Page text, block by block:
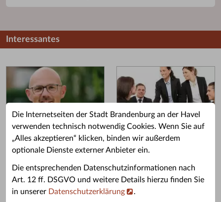
Die Internetseiten der Stadt Brandenburg an der Havel
verwenden technisch notwendig Cookies. Wenn Sie auf
„Alles akzeptieren“ klicken, binden wir außerdem
optionale Dienste externer Anbieter ein.
Die entsprechenden Datenschutzinformationen nach
Art. 12 ff. DSGVO und weitere Details hierzu finden Sie
in unserer Datenschutzerklärung .
Interessantes
Grußwort des OB